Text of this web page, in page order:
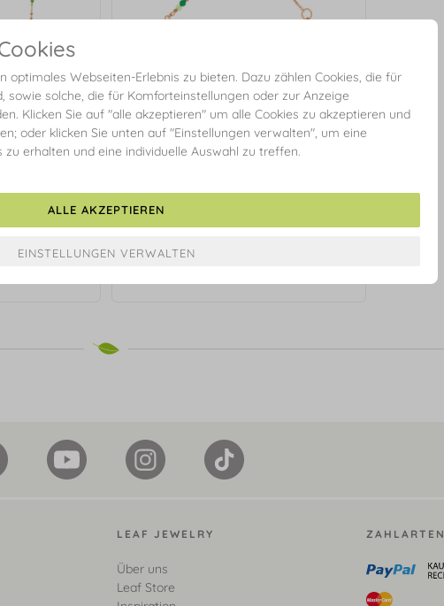
Grüner
Rosegold
€ 59,90*
LEAF JEWELRY
Über uns
Leaf Store
ZAHLARTEN
optimales Webseiten-Erlebnis zu bieten. Dazu zählen Cookies, die für
sowie solche, die für Komforteinstellungen oder zur Anzeige
Klicken Sie auf "alle akzeptieren" um alle Cookies zu akzeptieren und
oder klicken Sie unten auf "Einstellungen verwalten", um eine
erhalten und eine individuelle Auswahl zu treffen.
ALLE AKZEPTIEREN